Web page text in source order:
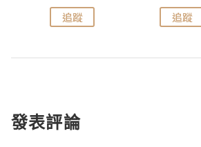
追蹤 追蹤
發表評論